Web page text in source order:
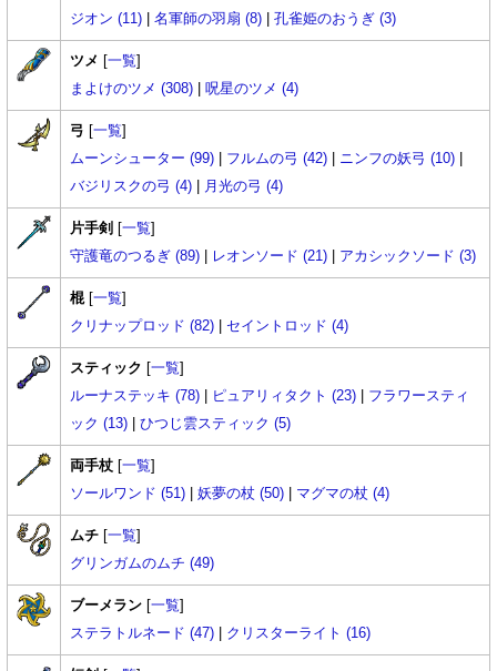
ジオン (11)
名軍師の羽扇 (8) 孔雀姫のおうぎ (3)
ツメ [一覧]
まよけのツメ (308)
呪星のツメ (4)
弓 [一覧]
ムーンシューター (99)
フルムの弓 (42) ニンフの妖弓 (10)
バジリスクの弓 (4)
月光の弓 (4)
片手剣 [一覧]
守護竜のつるぎ (89)
レオンソード (21) アカシックソード (3)
棍[一覧]
クリナップロッド (82)
セイントロッド (4)
スティック [一覧]
ルーナステッキ (78)
ピュアリィタクト (23)
フラワースティ
ック (13)
ひつじ雲スティック (5)
両手杖 [一覧]
ソールワンド (51)
妖夢の杖 (50) マグマの杖 (4)
ムチ [一覧]
グリンガムのムチ (49)
ブーメラン [一覧]
ステラトルネード (47)
クリスターライト (16)